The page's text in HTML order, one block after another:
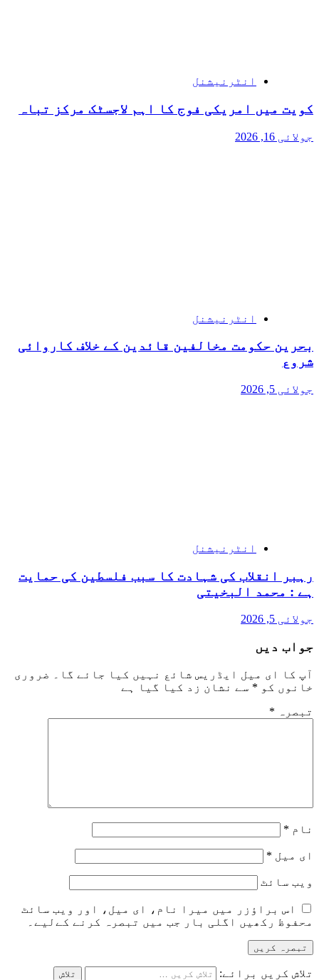
انٹرنیشنل
کویت میں امریکی فوج کا اہم لاجسٹک مرکز تباہ
جولائی 16, 2026
انٹرنیشنل
بحرین حکومت مخالفین قائدین کے خلاف کاروائی
شروع
جولائی 5, 2026
انٹرنیشنل
رہبر انقلاب کی شہادت کا سبب فلسطین کی حمایت
ہے : محمد البخیتی
جولائی 5, 2026
جواب دیں
آپ کا ای میل ایڈریس شائع نہیں کیا جائے گا۔
ضروری
خانوں کو * سے نشان زد کیا گیا ہے
تبصرہ *
نام *
ای میل *
ویب‌ سائٹ
اس براؤزر میں میرا نام، ای میل، اور ویب سائٹ
محفوظ رکھیں اگلی بار جب میں تبصرہ کرنے کےلیے۔
تلاش کریں برائے: